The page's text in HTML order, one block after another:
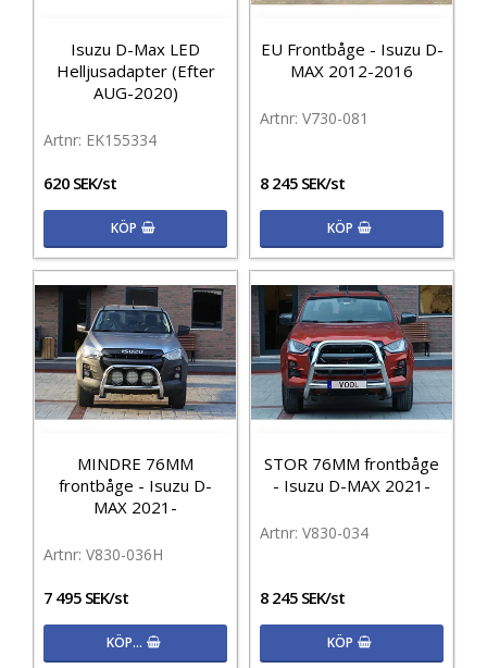
Isuzu D-Max LED
Helljusadapter (Efter
AUG-2020)
EK155334
620 SEK/st
KÖP
EU Frontbåge - Isuzu D-
MAX 2012-2016
V730-081
8 245 SEK/st
KÖP
MINDRE 76MM
frontbåge - Isuzu D-
MAX 2021-
V830-036H
7 495 SEK/st
KÖP…
STOR 76MM frontbåge
- Isuzu D-MAX 2021-
V830-034
8 245 SEK/st
KÖP